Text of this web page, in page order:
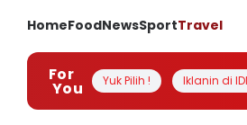
HomeFoodNewsSportTravel
For
You Yuk Pilih ! Iklanin di